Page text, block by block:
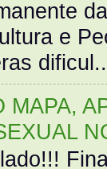
e
MAPA,